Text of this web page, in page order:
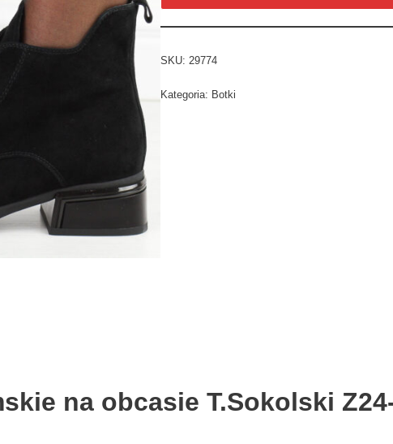
SKU: 29774
Kategoria: Botki
na obcasie T.Sokolski